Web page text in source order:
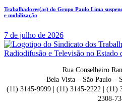
Trabalhadores(as) do Grupo Paulo Lima
e mobilização
7 de julho de 2026
Rua Conselheiro
Bela Vista – São Paulo –
(11) 3145-9999 | (11) 3145-2222 |
2308-